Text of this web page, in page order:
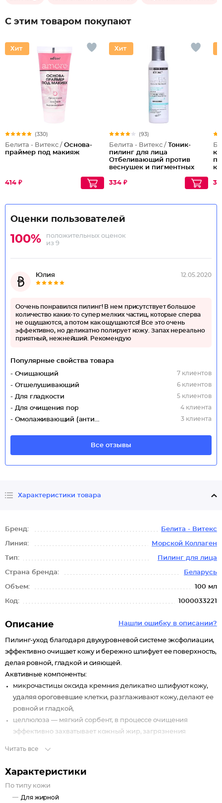
С этим товаром покупают
(330)
Белита - Витекс / Основа-
праймер под макияж
414 ₽
(93)
Белита - Витекс / Тоник-
пилинг для лица
Отбеливающий против
веснушек и пигментных
334 ₽
Оценки пользователей
100%
положительных оценок
из 9
Юлия 12.05.2020
Оочень понравился пилинг! В нем присутствует большое
количество каких-то супер мелких частиц, которые сперва
не ощущаются, а потом как ощущаются! Все это очень
эффективно, но деликатно полирует кожу. Запах нереально
приятный, нежнейший. Рекомендую
Популярные свойства товара
- Очищающий
7 клиентов
- Отшелушивающий 6 клиентов
- Для гладкости 5 клиентов
- Для очищения пор 4 клиента
- Омолаживающий (антивозрастной) 3 клиента
Все отзывы
Характеристики товара
Бренд: Белита - Витекс
Линия: Морской Коллаген
Тип: Пилинг для лица
Страна бренда: Беларусь
Объем: 100 мл
Код: 1000033221
Нашли ошибку в описании?
Описание
Пилинг-уход благодаря двухуровневой системе эксфолиации,
эффективно очищает кожу и бережно шлифует ее поверхность,
делая ровной, гладкой и сияющей.
Аквтивные компоненты:
микрочастицы оксида кремния деликатно шлифуют кожу,
удаляя ороговевшие клетки, разглаживают кожу, делают ее
ровной и гладкой,
целлюлоза — мягкий сорбент, в процессе очищения
эффективно захватывает кожный жир, загрязнения
обновляет и восстанавливает клетки кожи,
увеличивает синтез коллагена и гиалуроновой кислоты,
укрепляет кожу и повышает ее упругость,
Читать все
Характеристики
По типу кожи
Для жирной